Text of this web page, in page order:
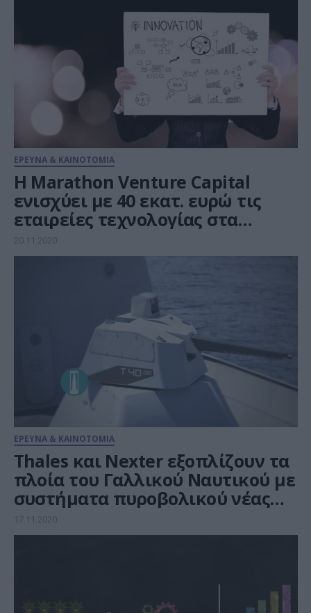
ΕΡΕΥΝΑ & ΚΑΙΝΟΤΟΜΙΑ
Η Marathon Venture Capital
ενισχύει με 40 εκατ. ευρώ τις
εταιρείες τεχνολογίας στα
επόμενα 3 χρόνια
20.11.2020
ΕΡΕΥΝΑ & ΚΑΙΝΟΤΟΜΙΑ
Thales και Nexter εξοπλίζουν τα
πλοία του Γαλλικού Ναυτικού με
συστήματα πυροβολικού νέας
γενιάς
17.11.2020